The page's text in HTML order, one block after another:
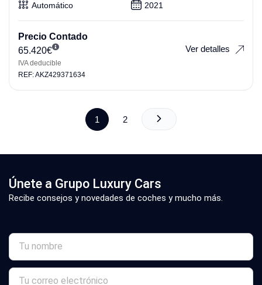
Automático
2021
Precio Contado
65.420€
IVA deducible
Ver detalles
REF: AKZ429371634
1 2
Únete a Grupo Luxury Cars
Recibe consejos y novedades de coches y mucho más.